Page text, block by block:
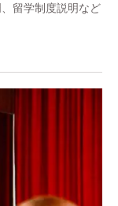
留学制度説明など